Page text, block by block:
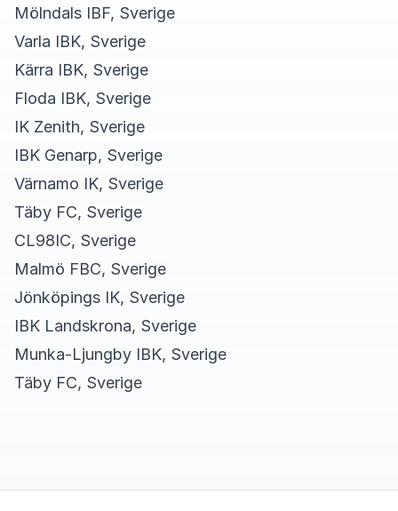
Mölndals IBF, Sverige
Varla IBK, Sverige
Kärra IBK, Sverige
Floda IBK, Sverige
IK Zenith, Sverige
IBK Genarp, Sverige
Värnamo IK, Sverige
Täby FC, Sverige
CL98IC, Sverige
Malmö FBC, Sverige
Jönköpings IK, Sverige
IBK Landskrona, Sverige
Munka-Ljungby IBK, Sverige
Täby FC, Sverige